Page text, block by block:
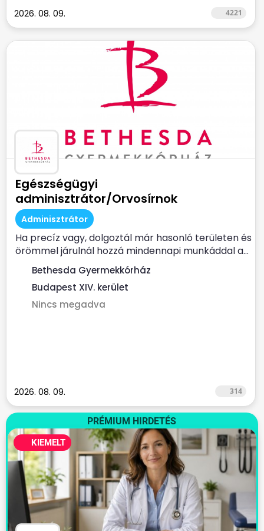
2026. 08. 09. 4221
Egészségügyi
adminisztrátor/Orvosírnok
Adminisztrátor
Ha precíz vagy, dolgoztál már hasonló területen és
örömmel járulnál hozzá mindennapi munkáddal a...
Bethesda Gyermekkórház
Budapest XIV. kerület
Nincs megadva
2026. 08. 09. 314
PRÉMIUM HIRDETÉS
KIEMELT